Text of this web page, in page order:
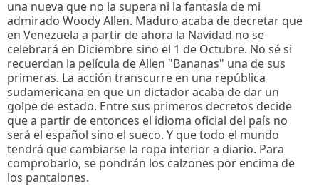
una nueva que no la supera ni la fantasía de mi
admirado Woody Allen. Maduro acaba de decretar que
en Venezuela a partir de ahora la Navidad no se
celebrará en Diciembre sino el 1 de Octubre. No sé si
recuerdan la película de Allen "Bananas" una de sus
primeras. La acción transcurre en una república
sudamericana en que un dictador acaba de dar un
golpe de estado. Entre sus primeros decretos decide
que a partir de entonces el idioma oficial del país no
será el español sino el sueco. Y que todo el mundo
tendrá que cambiarse la ropa interior a diario. Para
comprobarlo, se pondrán los calzones por encima de
los pantalones.